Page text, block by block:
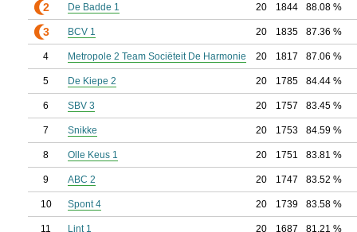
2 De Badde 1 20 1844 88.08 %
3 BCV 1 20 1835 87.36 %
4 Metropole 2 Team Sociëteit De Harmonie 20 1817 87.06 %
5 De Kiepe 2 20 1785 84.44 %
6 SBV 3 20 1757 83.45 %
7 Snikke 20 1753 84.59 %
8 Olle Keus 1 20 1751 83.81 %
9 ABC 2 20 1747 83.52 %
10 Spont 4 20 1739 83.58 %
11 Lint 1 20 1687 81.21 %